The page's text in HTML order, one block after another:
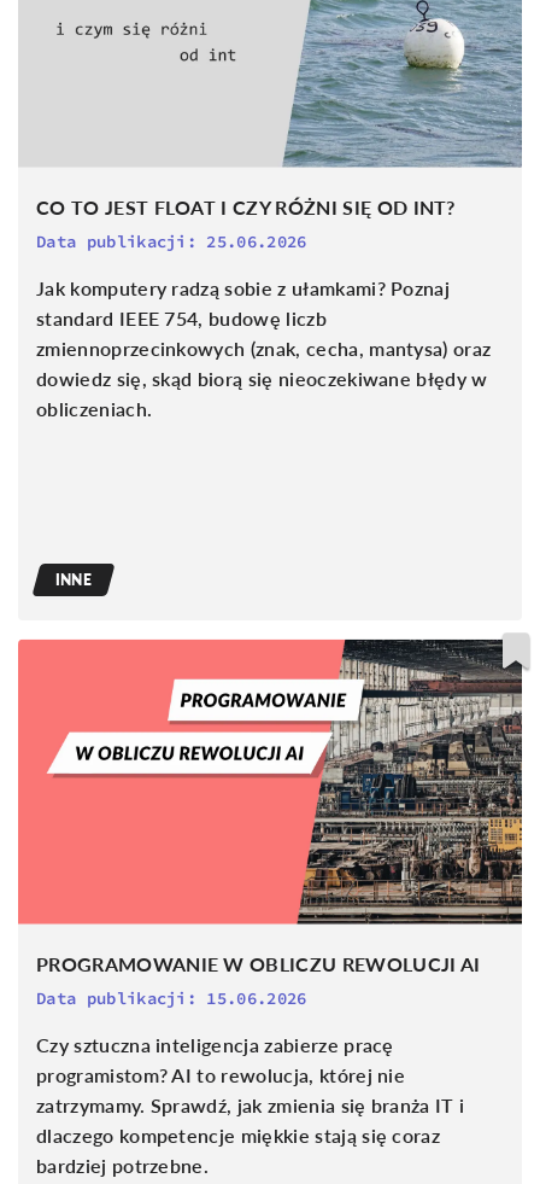
CO TO JEST FLOAT I CZY RÓŻNI SIĘ OD INT?
Data publikacji: 25.06.2026
Jak komputery radzą sobie z ułamkami? Poznaj
standard IEEE 754, budowę liczb
zmiennoprzecinkowych (znak, cecha, mantysa) oraz
dowiedz się, skąd biorą się nieoczekiwane błędy w
obliczeniach.
INNE
PROGRAMOWANIE W OBLICZU REWOLUCJI AI
Data publikacji: 15.06.2026
Czy sztuczna inteligencja zabierze pracę
programistom? AI to rewolucja, której nie
zatrzymamy. Sprawdź, jak zmienia się branża IT i
dlaczego kompetencje miękkie stają się coraz
bardziej potrzebne.